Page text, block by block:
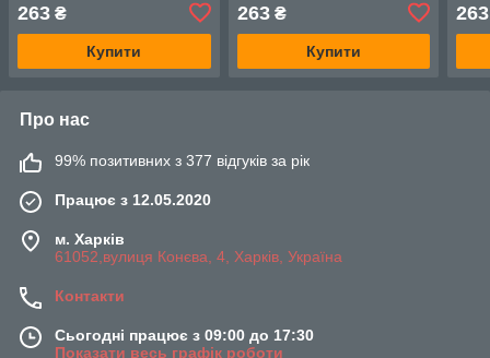
263 ₴
Купити
263₴
Купити
263
Про нас
99% позитивних з 377 відгуків за рік
Працює з 12.05.2020
м. Харків
61052,вулиця Конєва, 4, Харків, Україна
Контакти
Сьогодні працює з 09:00 до 17:30
Показати весь графік роботи